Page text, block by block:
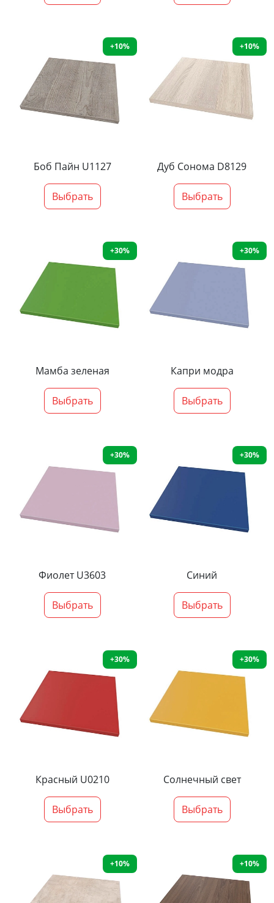
+10%
Боб Пайн U1127
Выбрать
+10%
Дуб Сонома D8129
Выбрать
+30%
Мамба зеленая
Выбрать
+30%
Капри модра
Выбрать
+30%
Фиолет U3603
Выбрать
+30%
Синий
Выбрать
+30%
Красный U0210
Выбрать
+30%
Солнечный свет
Выбрать
+10% +10%